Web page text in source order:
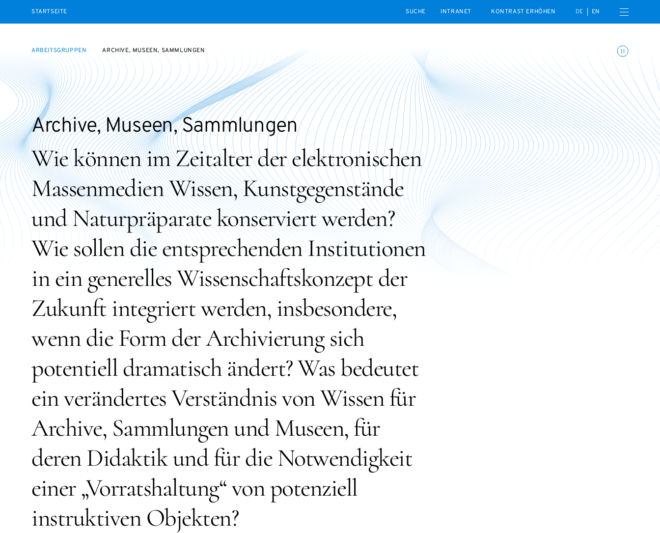
STARTSEITE
INTRANET
KONTRAST ERHÖHEN DE EN Menü öffnen
Animationen umschalten
ARBEITSGRUPPEN ARCHIVE, MUSEEN, SAMMLUNGEN
Archive, Museen, Sammlungen
Wie können im Zeitalter der elektronischen
Massenmedien Wissen, Kunstgegenstände
und Naturpräparate konserviert werden?
Wie sollen die entsprechenden Institutionen
in ein generelles Wissenschaftskonzept der
Zukunft integriert werden, insbesondere,
wenn die Form der Archivierung sich
potentiell dramatisch ändert? Was bedeutet
ein verändertes Verständnis von Wissen für
Archive, Sammlungen und Museen, für
deren Didaktik und für die Notwendigkeit
einer „Vorratshaltung“ von potenziell
instruktiven Objekten?